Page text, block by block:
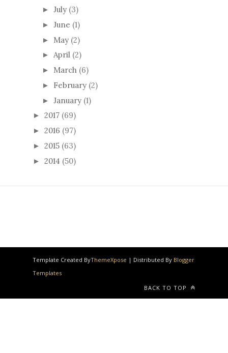
► July (3)
► June (1)
► May (2)
► April (2)
► March (6)
► February (2)
► January (1)
► 2017 (69)
► 2016 (97)
► 2015 (63)
► 2014 (50)
Template Created ByThemeXpose | Distributed By Blogger
Templates
BACK TO TOP